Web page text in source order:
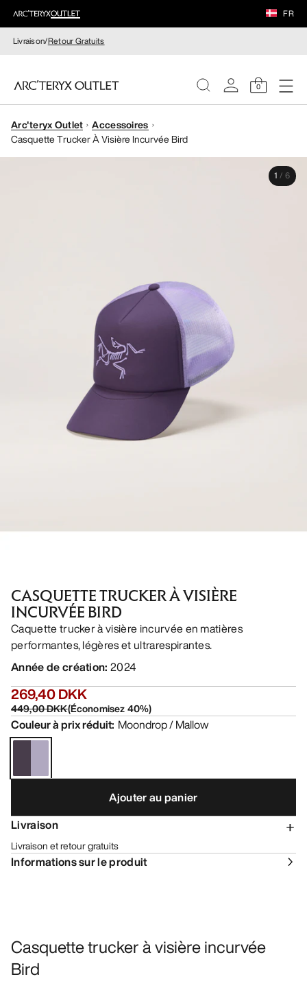
FR
Livraison/Retour Gratuits
0
FEMME
Arc'teryx Outlet
Accessoires
Casquette Trucker À Visière Incurvée Bird
1 / 6
CASQUETTE TRUCKER À VISIÈRE
INCURVÉE BIRD
Caquette trucker à visière incurvée en matières
performantes, légères et ultrarespirantes.
Année de création: 2024
269,40 DKK
449,00 DKK(Économisez40%)
Couleur à prix réduit: Moondrop / Mallow
Ajouter au panier
Livraison
Livraison et retour gratuits
Informations sur le produit
Casquette trucker à visière incurvée
Bird